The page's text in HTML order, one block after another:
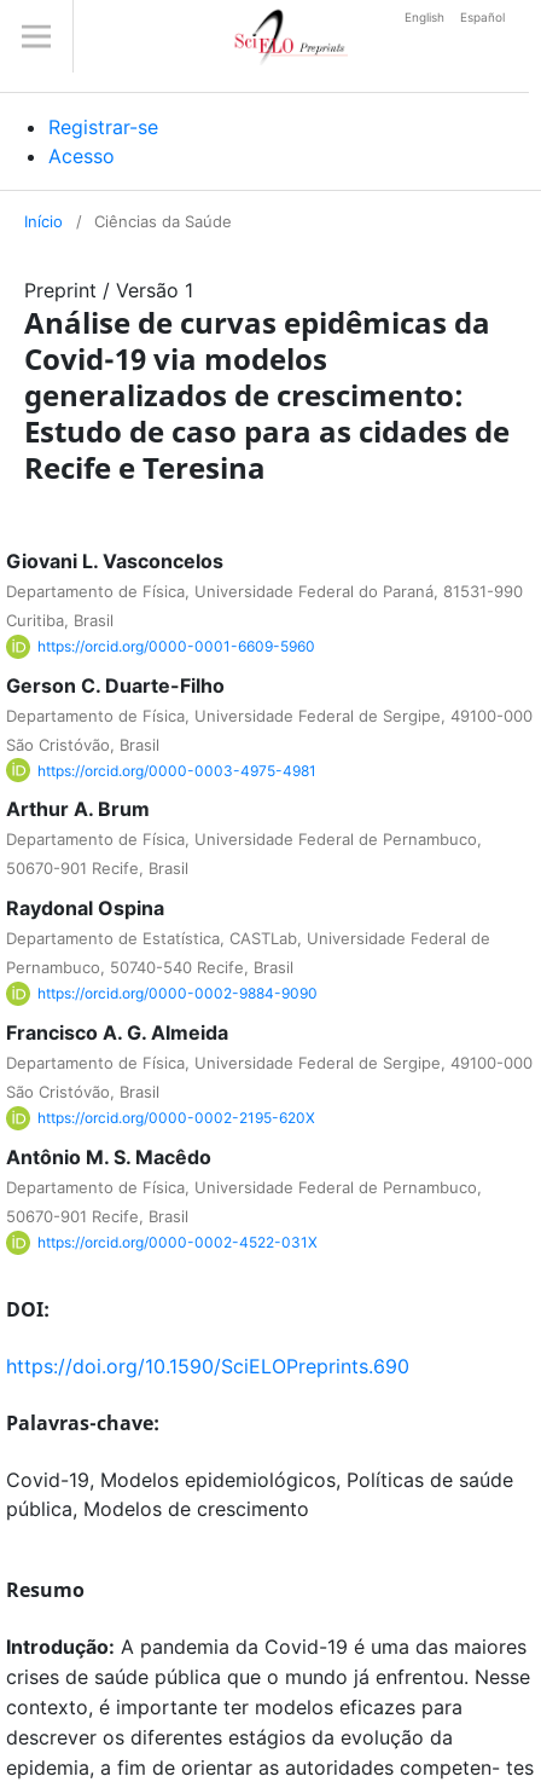
Registrar-se
Acesso
English Español
Início / Ciências da Saúde
Preprint / Versão 1
Análise de curvas epidêmicas da
Covid-19 via modelos
generalizados de crescimento:
Estudo de caso para as cidades de
Recife e Teresina
Giovani L. Vasconcelos
Departamento de Física, Universidade Federal do Paraná, 81531-990
Curitiba, Brasil
https://orcid.org/0000-0001-6609-5960
Gerson C. Duarte-Filho
Departamento de Física, Universidade Federal de Sergipe, 49100-000
São Cristóvão, Brasil
https://orcid.org/0000-0003-4975-4981
Arthur A. Brum
Departamento de Física, Universidade Federal de Pernambuco,
50670-901 Recife, Brasil
Raydonal Ospina
Departamento de Estatística, CASTLab, Universidade Federal de
Pernambuco, 50740-540 Recife, Brasil
https://orcid.org/0000-0002-9884-9090
Francisco A. G. Almeida
Departamento de Física, Universidade Federal de Sergipe, 49100-000
São Cristóvão, Brasil
https://orcid.org/0000-0002-2195-620X
Antônio M. S. Macêdo
Departamento de Física, Universidade Federal de Pernambuco,
50670-901 Recife, Brasil
https://orcid.org/0000-0002-4522-031X
DOI:
https://doi.org/10.1590/SciELOPreprints.690
Palavras-chave:
Covid-19, Modelos epidemiológicos, Políticas de saúde
pública, Modelos de crescimento
Resumo
Introdução: A pandemia da Covid-19 é uma das maiores
crises de saúde pública que o mundo já enfrentou. Nesse
contexto, é importante ter modelos eficazes para
descrever os diferentes estágios da evolução da
epidemia, a fim de orientar as autoridades competen- tes